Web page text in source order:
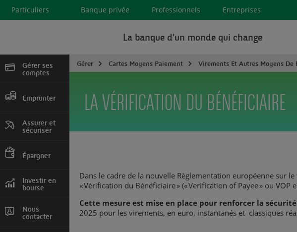
Particuliers Banque privée Professionnels Entreprises
La banque d'un monde qui change
Gérer ses
comptes
et servicesEmprunter
consommation
Assurer et
sécuriser
Auto, Habitation,
PrévoyanceÉpargner
assurance vieInvestir en
bourse
Comptes, Tarifs
Nous
contacter
Gérer Cartes Moyens Paiement Virements Et Autres Moyens De
LA VÉRIFICATION DU BÉNÉFICIAIRE
Dans le cadre de la nouvelle Règlementation européenne sur
« Vérification du Bénéficiaire » (« Verification of Payee » ou VOP
Cette mesure est mise en place pour renforcer la sécurité
2025 pour les virements, en euro, instantanés et classiques